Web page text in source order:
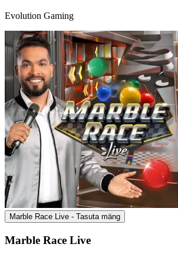
Evolution Gaming
Marble Race Live - Tasuta mäng
Marble Race Live